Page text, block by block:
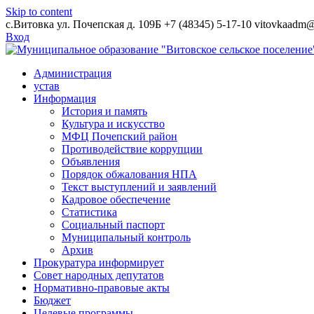
Skip to content
с.Витовка ул. Почепская д. 109Б +7 (48345) 5-17-10
Вход
Администрация
устав
Информация
История и память
Культура и искусство
МФЦ Почепский район
Противодействие коррупции
Объявления
Порядок обжалования НПА
Текст выступлений и заявлений
Кадровое обеспечение
Статистика
Социальный паспорт
Муниципальный контроль
Архив
Прокуратура информирует
Совет народных депутатов
Нормативно-правовые акты
Бюджет